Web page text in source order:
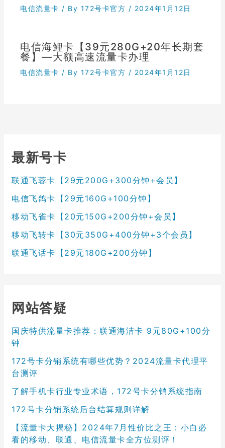
电信流量卡 / By 172号卡官方 / 2024年1月12日
电信海鲤卡【39元280G+20年长期套
餐】—大额高速流量卡办理
电信流量卡 / By 172号卡官方 / 2024年1月12日
最新号卡
联通飞蓉卡【29元200G+300分钟+会员】
电信飞鸽卡【29元160G+100分钟】
移动飞雀卡【20元150G+200分钟+会员】
移动飞转卡【30元350G+400分钟+3个会员】
联通飞话卡【29元180G+200分钟】
网站答疑
国庆特供流量卡推荐：联通海洁卡 9元80G+100分
钟
172号卡分销系统有哪些优势？2024流量卡代理平
台测评
了解手机卡行业专业术语，172号卡分销系统指南
172号卡分销系统后台结算规则详解
【流量卡大揭秘】2024年7月性价比之王：小白必
看的移动、联通、电信流量卡全方位测评！